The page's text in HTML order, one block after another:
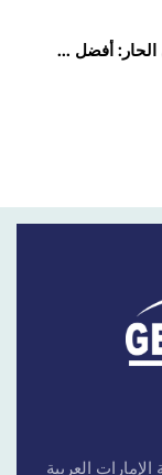
أفضل ...
العربية